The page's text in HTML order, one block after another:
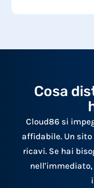
Cosa
Cloud86 si
affidabile. Un
ricavi. Se hai